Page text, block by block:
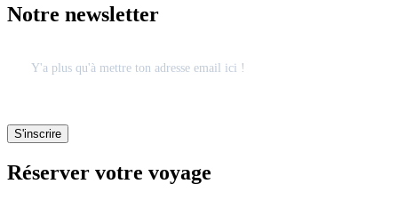
Notre newsletter
Réserver votre voyage